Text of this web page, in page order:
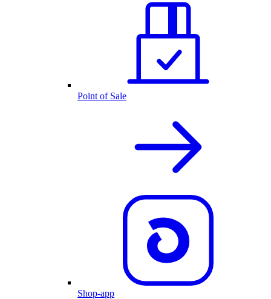
Point of Sale
Shop-app